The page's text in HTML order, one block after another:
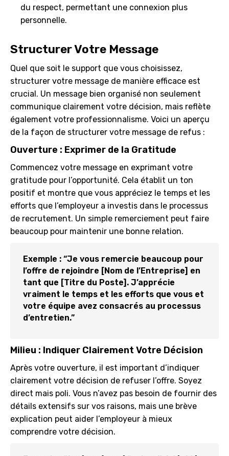
du respect, permettant une connexion plus
personnelle.
Structurer Votre Message
Quel que soit le support que vous choisissez,
structurer votre message de manière efficace est
crucial. Un message bien organisé non seulement
communique clairement votre décision, mais reflète
également votre professionnalisme. Voici un aperçu
de la façon de structurer votre message de refus :
Ouverture : Exprimer de la Gratitude
Commencez votre message en exprimant votre
gratitude pour l’opportunité. Cela établit un ton
positif et montre que vous appréciez le temps et les
efforts que l’employeur a investis dans le processus
de recrutement. Un simple remerciement peut faire
beaucoup pour maintenir une bonne relation.
Exemple : “Je vous remercie beaucoup pour
l’offre de rejoindre [Nom de l’Entreprise] en
tant que [Titre du Poste]. J’apprécie
vraiment le temps et les efforts que vous et
votre équipe avez consacrés au processus
d’entretien.”
Milieu : Indiquer Clairement Votre Décision
Après votre ouverture, il est important d’indiquer
clairement votre décision de refuser l’offre. Soyez
direct mais poli. Vous n’avez pas besoin de fournir des
détails extensifs sur vos raisons, mais une brève
explication peut aider l’employeur à mieux
comprendre votre décision.